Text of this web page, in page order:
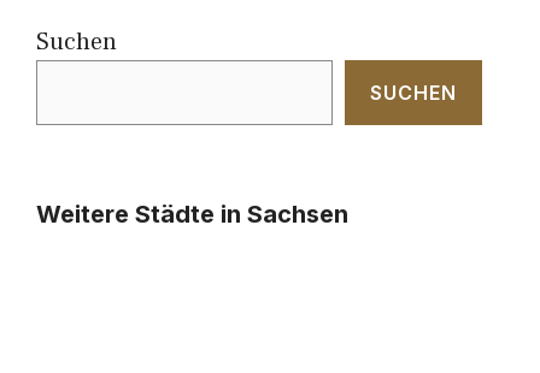
Suchen
SUCHEN
Weitere Städte in Sachsen